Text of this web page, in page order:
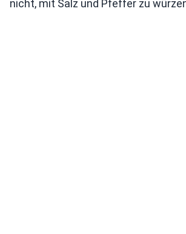
nicht, mit Salz und Pfeffer zu